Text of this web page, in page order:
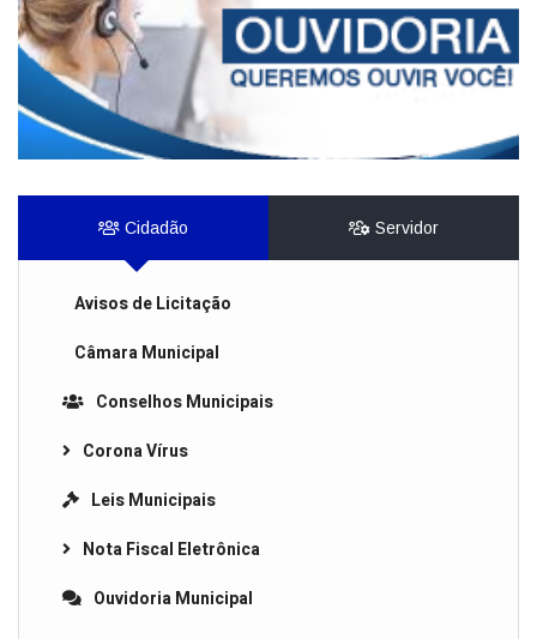
Cidadão Servidor
Avisos de Licitação
Câmara Municipal
Conselhos Municipais
Corona Vírus
Leis Municipais
Nota Fiscal Eletrônica
Ouvidoria Municipal